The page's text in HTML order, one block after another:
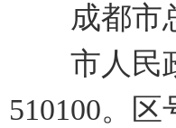
成都市总
市人民政
510100。区